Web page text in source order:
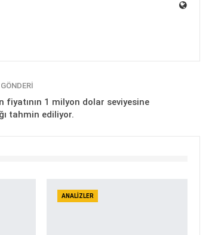
fiyatının 1 milyon dolar seviyesine
tahmin ediliyor.
ANALIZLER